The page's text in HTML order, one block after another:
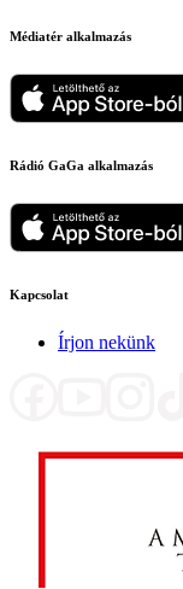
Médiatér alkalmazás
Rádió GaGa alkalmazás
Kapcsolat
Írjon nekünk